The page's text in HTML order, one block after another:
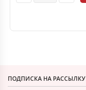
ПОДПИСКА НА РАССЫЛКУ